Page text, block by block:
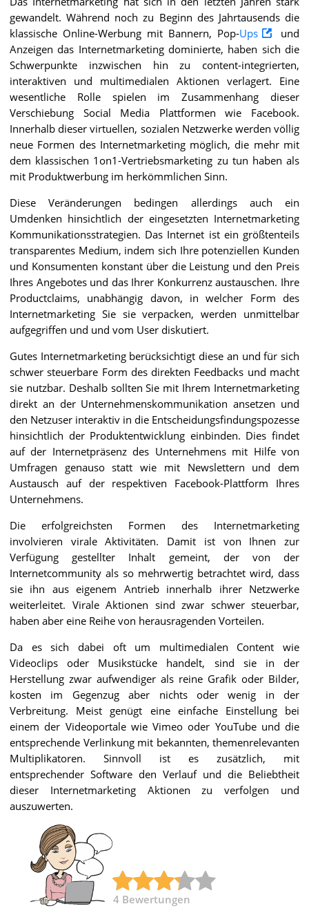
gewandelt. Während noch zu Beginn des Jahrtausends die
klassische Online-Werbung mit Bannern, Pop-Ups
und
Anzeigen das Internetmarketing dominierte, haben sich die
Schwerpunkte inzwischen hin zu content-integrierten,
interaktiven und multimedialen Aktionen verlagert. Eine
wesentliche Rolle spielen im Zusammenhang dieser
Verschiebung Social Media Plattformen wie Facebook.
Innerhalb dieser virtuellen, sozialen Netzwerke werden völlig
neue Formen des Internetmarketing möglich, die mehr mit
dem klassischen 1on1-Vertriebsmarketing zu tun haben als
mit Produktwerbung im herkömmlichen Sinn.
Diese Veränderungen bedingen allerdings auch ein
Umdenken hinsichtlich der eingesetzten Internetmarketing
Kommunikationsstrategien. Das Internet ist ein größtenteils
transparentes Medium, indem sich Ihre potenziellen Kunden
und Konsumenten konstant über die Leistung und den Preis
Ihres Angebotes und das Ihrer Konkurrenz austauschen. Ihre
Productclaims, unabhängig davon, in welcher Form des
Internetmarketing Sie sie verpacken, werden unmittelbar
aufgegriffen und und vom User diskutiert.
Gutes Internetmarketing berücksichtigt diese an und für sich
schwer steuerbare Form des direkten Feedbacks und macht
sie nutzbar. Deshalb sollten Sie mit Ihrem Internetmarketing
direkt an der Unternehmenskommunikation ansetzen und
den Netzuser interaktiv in die Entscheidungsfindungspozesse
hinsichtlich der Produktentwicklung einbinden. Dies findet
auf der Internetpräsenz des Unternehmens mit Hilfe von
Umfragen genauso statt wie mit Newslettern und dem
Austausch auf der respektiven Facebook-Plattform Ihres
Unternehmens.
Die erfolgreichsten Formen des Internetmarketing
involvieren virale Aktivitäten. Damit ist von Ihnen zur
Verfügung gestellter Inhalt gemeint, der von der
Internetcommunity als so mehrwertig betrachtet wird, dass
sie ihn aus eigenem Antrieb innerhalb ihrer Netzwerke
weiterleitet. Virale Aktionen sind zwar schwer steuerbar,
haben aber eine Reihe von herausragenden Vorteilen.
Da es sich dabei oft um multimedialen Content wie
Videoclips oder Musikstücke handelt, sind sie in der
Herstellung zwar aufwendiger als reine Grafik oder Bilder,
kosten im Gegenzug aber nichts oder wenig in der
Verbreitung. Meist genügt eine einfache Einstellung bei
einem der Videoportale wie Vimeo oder YouTube und die
entsprechende Verlinkung mit bekannten, themenrelevanten
Multiplikatoren. Sinnvoll ist es zusätzlich, mit
entsprechender Software den Verlauf und die Beliebtheit
dieser Internetmarketing Aktionen zu verfolgen und
auszuwerten.
4 Bewertungen